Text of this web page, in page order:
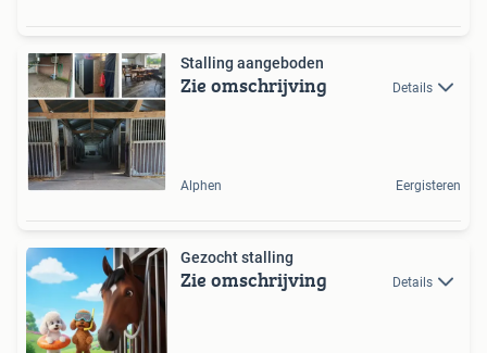
Stalling aangeboden
Zie omschrijving Details
Alphen Eergisteren
Gezocht stalling
Zie omschrijving Details